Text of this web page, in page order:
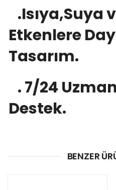
.Isıya,Suya
Etkenlere
Tasarım.
. 7/24
Destek.
BENZER